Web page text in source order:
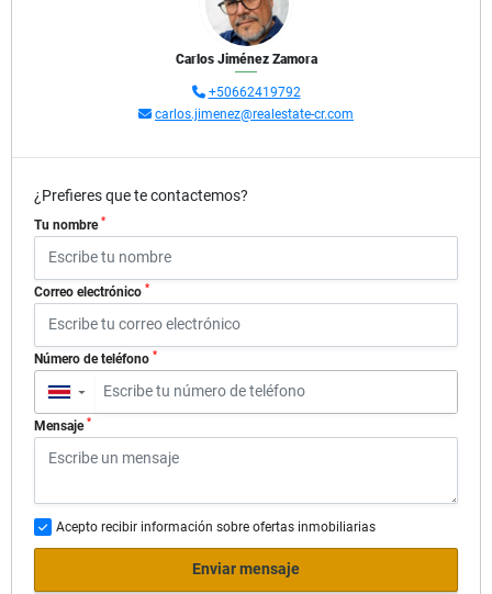
Carlos Jiménez Zamora
+50662419792
carlos.jimenez@realestate-cr.com
¿Prefieres que te contactemos?
Tu nombre *
Correo electrónico *
Número de teléfono *
▼
Mensaje *
Acepto recibir información sobre ofertas inmobiliarias
Enviar mensaje